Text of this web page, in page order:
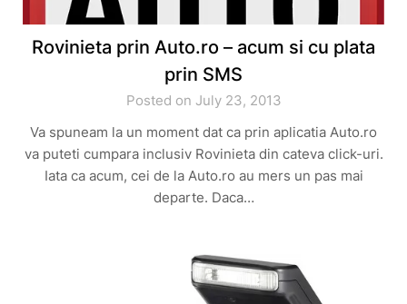
Rovinieta prin Auto.ro – acum si cu plata
prin SMS
Posted on July 23, 2013
Va spuneam la un moment dat ca prin aplicatia Auto.ro
va puteti cumpara inclusiv Rovinieta din cateva click-uri.
Iata ca acum, cei de la Auto.ro au mers un pas mai
departe. Daca…